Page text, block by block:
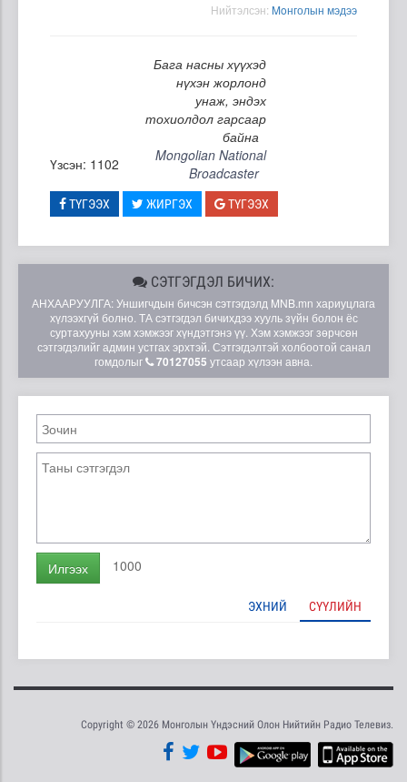
Нийтэлсэн: Moнголын мэдээ
Бага насны хүүхэд
нүхэн жорлонд
унаж, эндэх
тохиолдол гарсаар
байна
Үзсэн: 1102
Mongolian National
Broadcaster
ТҮГЭЭХ ЖИРГЭХ ТҮГЭЭХ
СЭТГЭГДЭЛ БИЧИХ:
АНХААРУУЛГА: Уншигчдын бичсэн сэтгэгдэлд MNB.mn хариуцлага
хүлээхгүй болно. ТА сэтгэгдэл бичихдээ хууль зүйн болон ёс
суртахууны хэм хэмжээг хүндэтгэнэ үү. Хэм хэмжээг зөрчсөн
сэтгэгдэлийг админ устгах эрхтэй. Сэтгэгдэлтэй холбоотой санал
гомдолыг
70127055 утсаар хүлээн авна.
Илгээх 1000
ЭХНИЙ СҮҮЛИЙН
Copyright © 2026 Монголын Үндэсний Олон Нийтийн Радио Телевиз.